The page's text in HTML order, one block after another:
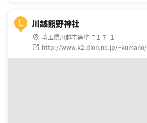
L 川越熊野神社
埼玉県川越市連雀町１７-１
http://www.k2.dion.ne.jp/~kumano/